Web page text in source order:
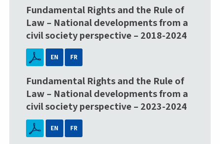
Fundamental Rights and the Rule of
Law – National developments from a
civil society perspective – 2018-2024
EN FR
Fundamental Rights and the Rule of
Law – National developments from a
civil society perspective – 2023-2024
EN FR